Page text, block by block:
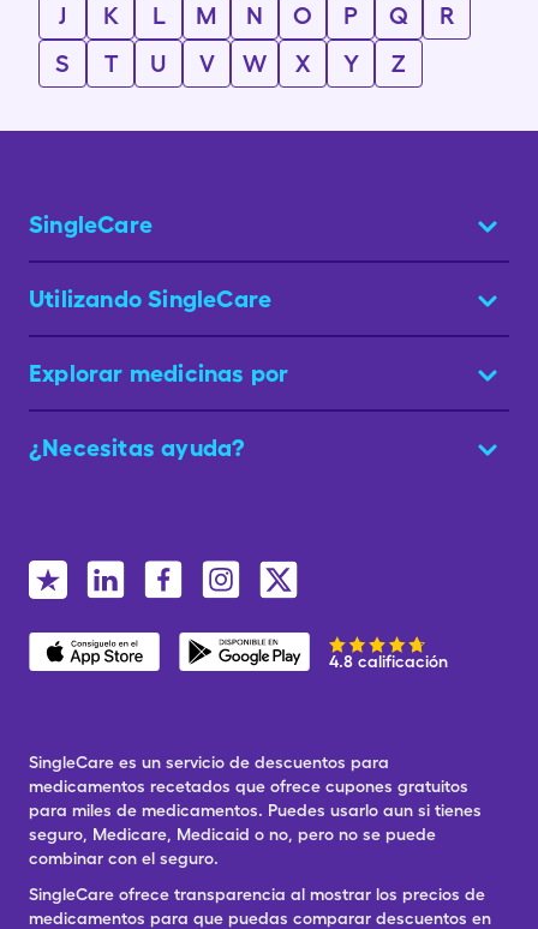
J
K L M N O P Q
R
S
T U V W X Y Z
SingleCare
Utilizando SingleCare
Explorar medicinas por
¿Necesitas ayuda?
4.8 calificación
SingleCare es un servicio de descuentos para
medicamentos recetados que ofrece cupones gratuitos
para miles de medicamentos. Puedes usarlo aun si tienes
seguro, Medicare, Medicaid o no, pero no se puede
combinar con el seguro.
SingleCare ofrece transparencia al mostrar los precios de
medicamentos para que puedas comparar descuentos en